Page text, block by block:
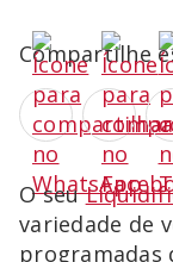
Compartilhe
O seu
variedade de
programadas